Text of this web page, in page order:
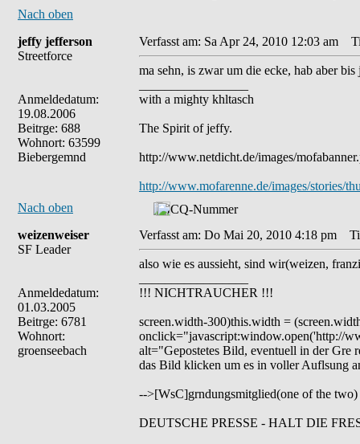
Nach oben
jeffy jefferson
Streetforce
Anmeldedatum:
19.08.2006
Beitrge: 688
Wohnort: 63599
Biebergemnd
Verfasst am: Sa Apr 24, 2010 12:03 am
ma sehn, is zwar um die ecke, hab aber bis
with a mighty khltasch
The Spirit of jeffy.
http://www.netdicht.de/images/
http://www.mofarenne.de/images/stories/
Nach oben
weizenweiser
SF Leader
Anmeldedatum:
01.03.2005
Beitrge: 6781
Wohnort:
groenseebach
Verfasst am: Do Mai 20, 2010 4:18 pm
also wie es aussieht, sind wir(weizen,
!!! NICHTRAUCHER !!!
screen.width-300)this.width =
onclick="javascript:window.open('http://
alt="Gepostetes Bild, eventuell in der Gre
das Bild klicken um es in voller Auflsung
-->[WsC]grndungsmitglied(one of the two)
DEUTSCHE PRESSE - HALT DIE